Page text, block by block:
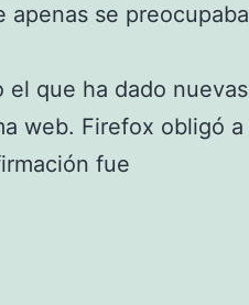
apenas se preocupaba
que ha dado nuevas
web. Firefox obligó a
fue